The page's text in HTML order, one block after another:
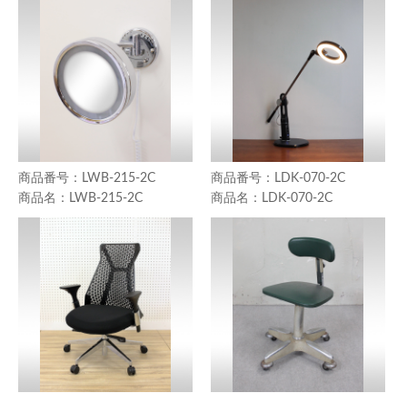
LWB-215-2C
LWB-215-2C
LDK-070-2C
LDK-070-2C